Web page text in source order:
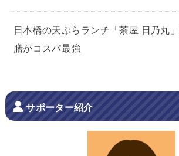
日本橋の天ぷらランチ「茶屋 日乃丸
膳がコスパ最強
サポーター紹介